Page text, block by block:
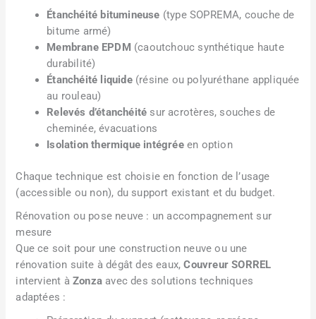
Étanchéité bitumineuse (type SOPREMA, couche de
bitume armé)
Membrane EPDM (caoutchouc synthétique haute
durabilité)
Étanchéité liquide(résine ou polyuréthane appliquée
au rouleau)
Relevés d’étanchéité sur acrotères, souches de
cheminée, évacuations
Isolation thermique intégréeen option
Chaque technique est choisie en fonction de l’usage
(accessible ou non), du support existant et du budget.
Rénovation ou pose neuve : un accompagnement sur
mesure
Que ce soit pour une construction neuve ou une
rénovation suite à dégât des eaux,Couvreur SORREL
intervient àZonza avec des solutions techniques
adaptées :